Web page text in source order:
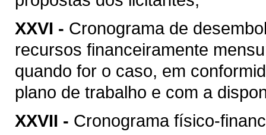
XXVI - Cronograma de
recursos financeiramente
quando for o caso, em
plano de trabalho e com a
XXVII - Cronograma físico-